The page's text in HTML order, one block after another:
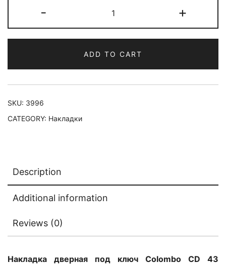
- +
ADD TO CART
SKU: 3996
CATEGORY: Накладки
Description
Additional information
Reviews (0)
Накладка дверная под ключ Colombo CD 43